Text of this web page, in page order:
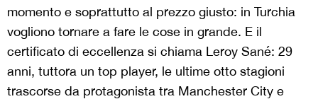
momento e soprattutto al prezzo giusto: in Turchia
vogliono tornare a fare le cose in grande. E il
certificato di eccellenza si chiama Leroy Sané: 29
anni, tuttora un top player, le ultime otto stagioni
trascorse da protagonista tra Manchester City e